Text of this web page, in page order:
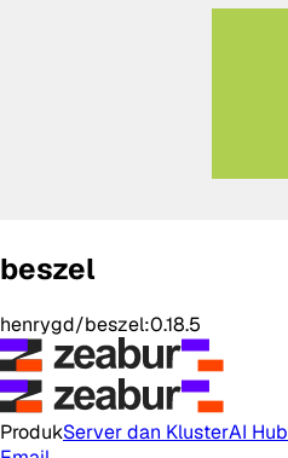
beszel
henrygd/beszel:0.18.5
ProdukServer dan KlusterAI Hub